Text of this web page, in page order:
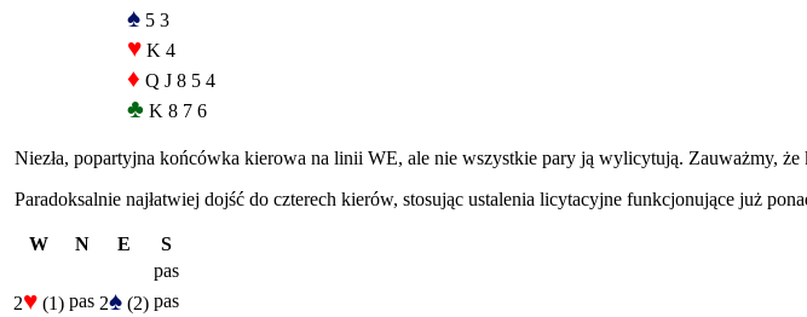
♠ 5 3
♥ K 4
♦ Q J 8 5 4
♣ K 8 7 6
Niezła, popartyjna końcówka kierowa na linii WE, ale nie wszystkie pary ją wylicytują. Zauważmy,
Paradoksalnie najłatwiej dojść do czterech kierów, stosując ustalenia licytacyjne funkcjonujące już
W N E
S
pas
2♥ (1) pas 2♠ (2) pas